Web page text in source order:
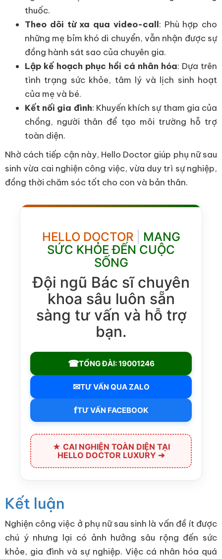
thuốc.
Theo dõi từ xa qua video-call: Phù hợp cho
những mẹ bỉm khó di chuyển, vẫn nhận được sự
đồng hành sát sao của chuyên gia.
Lập kế hoạch phục hồi cá nhân hóa: Dựa trên
tình trạng sức khỏe, tâm lý và lịch sinh hoạt
của mẹ và bé.
Kết nối gia đình: Khuyến khích sự tham gia của
chồng, người thân để tạo môi trường hỗ trợ
toàn diện.
Nhờ cách tiếp cận này, Hello Doctor giúp phụ nữ sau
sinh vừa cai nghiện công việc, vừa duy trì sự nghiệp,
đồng thời chăm sóc tốt cho con và bản thân.
HELLO DOCTOR
MANG
SỨC KHỎE ĐẾN CUỘC
SỐNG
Đội ngũ Bác sĩ chuyên
khoa sâu luôn sẵn
sàng tư vấn và hỗ trợ
bạn.
☎TỔNG ĐÀI: 19001246
✉TƯ VẤN QUA ZALO
fTƯ VẤN FACEBOOK
★ CAI NGHIỆN TOÀN DIỆN TẠI
HELLO DOCTOR LUXURY ➔
Kết luận
Nghiện công việc ở phụ nữ sau sinh là vấn đề ít được
chú ý nhưng lại có ảnh hưởng sâu rộng đến sức
khỏe, gia đình và sự nghiệp. Việc cá nhân hóa quá